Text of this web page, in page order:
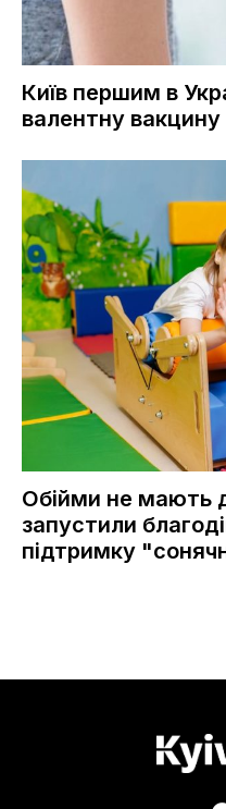
Київ першим в
валентну вакцину
Обійми не мають
запустили
підтримку